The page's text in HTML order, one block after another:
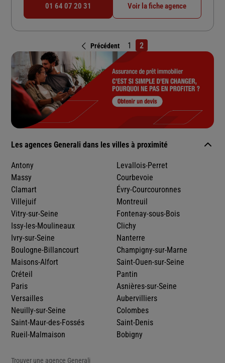
01 64 07 20 31 Voir la fiche agence
Précédent 1 2
Les agences Generali dans les villes à proximité
Antony
Massy
Clamart
Villejuif
Vitry-sur-Seine
Issy-les-Moulineaux
Ivry-sur-Seine
Boulogne-Billancourt
Maisons-Alfort
Créteil
Paris
Versailles
Neuilly-sur-Seine
Saint-Maur-des-Fossés
Rueil-Malmaison
Levallois-Perret
Courbevoie
Évry-Courcouronnes
Montreuil
Fontenay-sous-Bois
Clichy
Nanterre
Champigny-sur-Marne
Saint-Ouen-sur-Seine
Pantin
Asnières-sur-Seine
Aubervilliers
Colombes
Saint-Denis
Bobigny
Trouver une agence Generali